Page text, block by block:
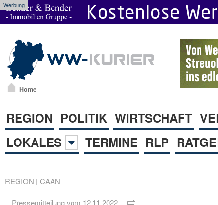
Werbung
Home
REGION POLITIK WIRTSCHAFT
LOKALES
TERMINE RLP
REGION | CAAN
Pressemitteilung vom 12.11.2022